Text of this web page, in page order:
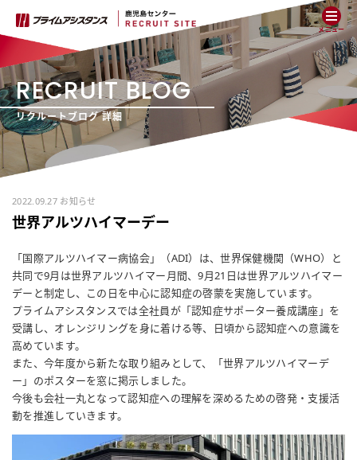
メニュー
RECRUIT BLOG
リクルートブログ 詳細
2022.09.27 お知らせ
世界アルツハイマーデー
「国際アルツハイマー病協会」（ADI）は、世界保健機関（WHO）と
共同で9月は世界アルツハイマー月間、9月21日は世界アルツハイマー
デーと制定し、この日を中心に認知症の啓蒙を実施しています。
プライムアシスタンスでは全社員が「認知症サポーター養成講座」を
受講し、オレンジリングを身に着ける等、日頃から認知症への意識を
高めています。
また、今年度から新たな取り組みとして、「世界アルツハイマーデ
ー」のポスターを窓に掲示しました。
今後も会社一丸となって認知症への理解を深めるための啓発・支援活
動を推進していきます。